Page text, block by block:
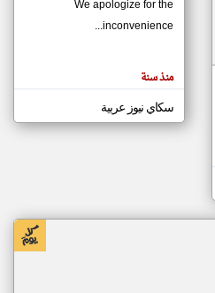
مصادر الأخبار من موريتانيا
اخبار موريتانيا على مدار الساعة
أهم اخبار موريتانيا العاجلة والمباشرة
We apologize for the
inconvenience...
منذ سنة
سكاي نيوز عربية
klyoum.com